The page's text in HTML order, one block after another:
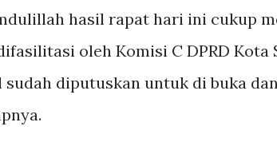
hasil rapat hari ini cukup
oleh Komisi C DPRD
diputuskan untuk di buka